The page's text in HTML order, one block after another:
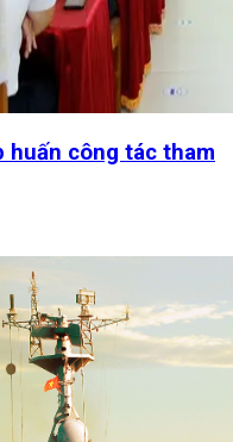
huấn công tác tham